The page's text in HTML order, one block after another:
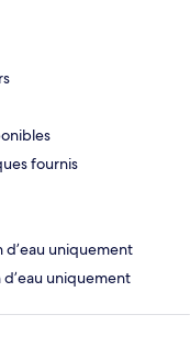
fournis
d’eau uniquement
uniquement